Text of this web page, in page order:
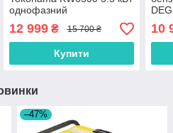
однофазний
12 999₴ 15 700 ₴
Купити
10
–47%